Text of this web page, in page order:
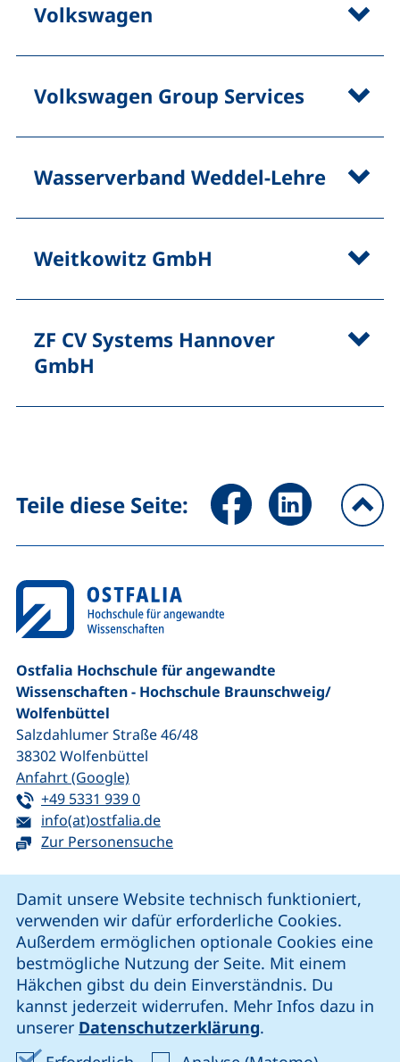
Damit unsere Website technisch funktioniert,
verwenden wir dafür erforderliche Cookies.
Außerdem ermöglichen optionale Cookies eine
bestmögliche Nutzung der Seite. Mit einem
Häkchen gibst du dein Einverständnis. Du
kannst jederzeit widerrufen. Mehr Infos dazu in
unserer Datenschutzerklärung.
Volkswagen
Volkswagen Group Services
Wasserverband Weddel-Lehre
Weitkowitz GmbH
ZF CV Systems Hannover
GmbH
Teile diese Seite: Seite über Facebook teilen
Seite über
Ostfalia Hochschule für angewandte
Wissenschaften - Hochschule Braunschweig/​
Wolfenbüttel
Salzdahlumer Straße 46/48
38302Wolfenbüttel
Anfahrt (Google)(externer Link, öffnet neues Fenster)
Tel:
+49 5331 939 0(startet einen Telefonanruf, wenn Ihr
E-Mail:
info(at)ostfalia.de(öffnet Ihr E-Mail-Programm)
Zur Personensuche
unsere Facebook-Seite (externer Link, öffnet neues
unsere LinkedIn-Seite (externer Link, öffnet
unsere Instagram-Seite (externer Link,
unsere YouTube-Seite (externer
Cookie-Einstellungen
Impressum